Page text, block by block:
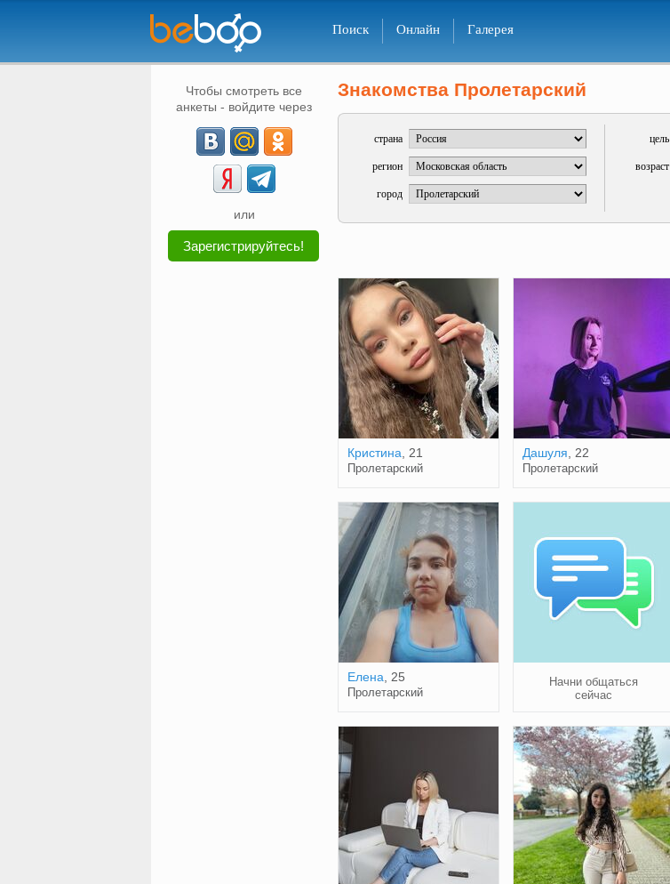
Поиск Онлайн Галерея
Чтобы смотреть все
анкеты - войдите через
или
Зарегистрируйтесь!
Знакомства Пролетарский
страна
регион
город
цель
возраст
Кристина , 21
Пролетарский
Дашуля , 22
Пролетарский
Елена , 25
Пролетарский
Начни общаться
сейчас